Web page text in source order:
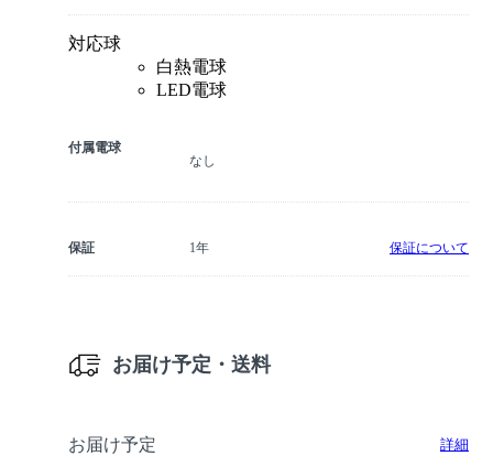
対応球
白熱電球
LED電球
付属電球
なし
保証 1年 保証について
お届け予定・送料
お届け予定 詳細